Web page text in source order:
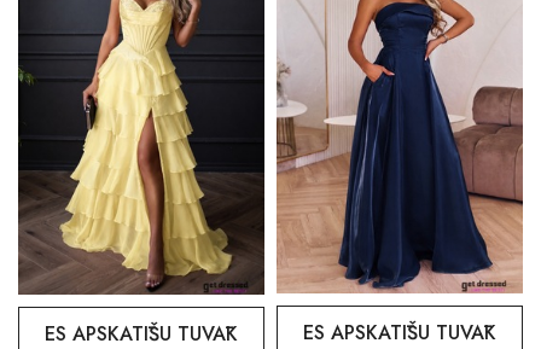
ES APSKATĪŠU TUVĀK ES APSKATĪŠU TUVĀK